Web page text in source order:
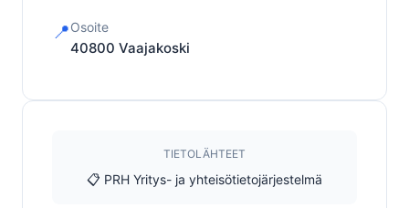
📍Osoite
40800 Vaajakoski
TIETOLÄHTEET
📋 PRH Yritys- ja yhteisötietojärjestelmä